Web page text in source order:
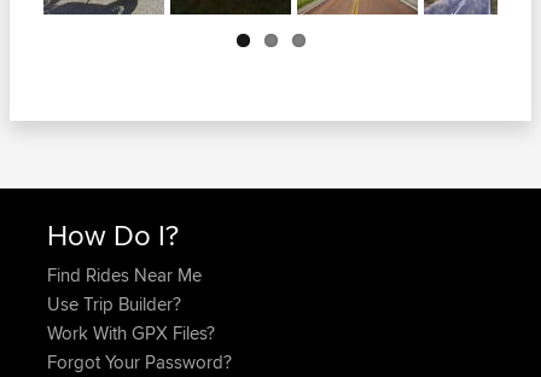
Next
How Do I?
Find Rides Near Me
Use Trip Builder?
Work With GPX Files?
Forgot Your Password?